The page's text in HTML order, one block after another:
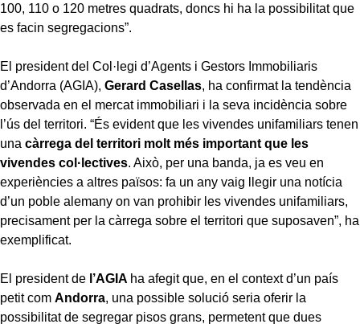
100, 110 o 120 metres quadrats, doncs hi ha la possibilitat que
es facin segregacions”.
El president del Col·legi d’Agents i Gestors Immobiliaris
d’Andorra (AGIA), Gerard Casellas, ha confirmat la tendència
observada en el mercat immobiliari i la seva incidència sobre
l’ús del territori. “És evident que les vivendes unifamiliars tenen
una càrrega del territori molt més important que les
vivendes col·lectives. Això, per una banda, ja es veu en
experiències a altres països: fa un any vaig llegir una notícia
d’un poble alemany on van prohibir les vivendes unifamiliars,
precisament per la càrrega sobre el territori que suposaven”, ha
exemplificat.
El president de l’AGIA ha afegit que, en el context d’un país
petit com Andorra, una possible solució seria oferir la
possibilitat de segregar pisos grans, permetent que dues